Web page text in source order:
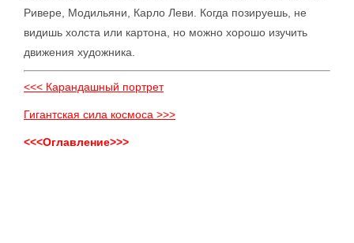
Ривере, Модильяни, Карло Леви. Когда позируешь, не
видишь холста или картона, но можно хорошо изучить
движения художника.
<<< Карандашный портрет
Гигантская сила космоса >>>
<<<Оглавление>>>